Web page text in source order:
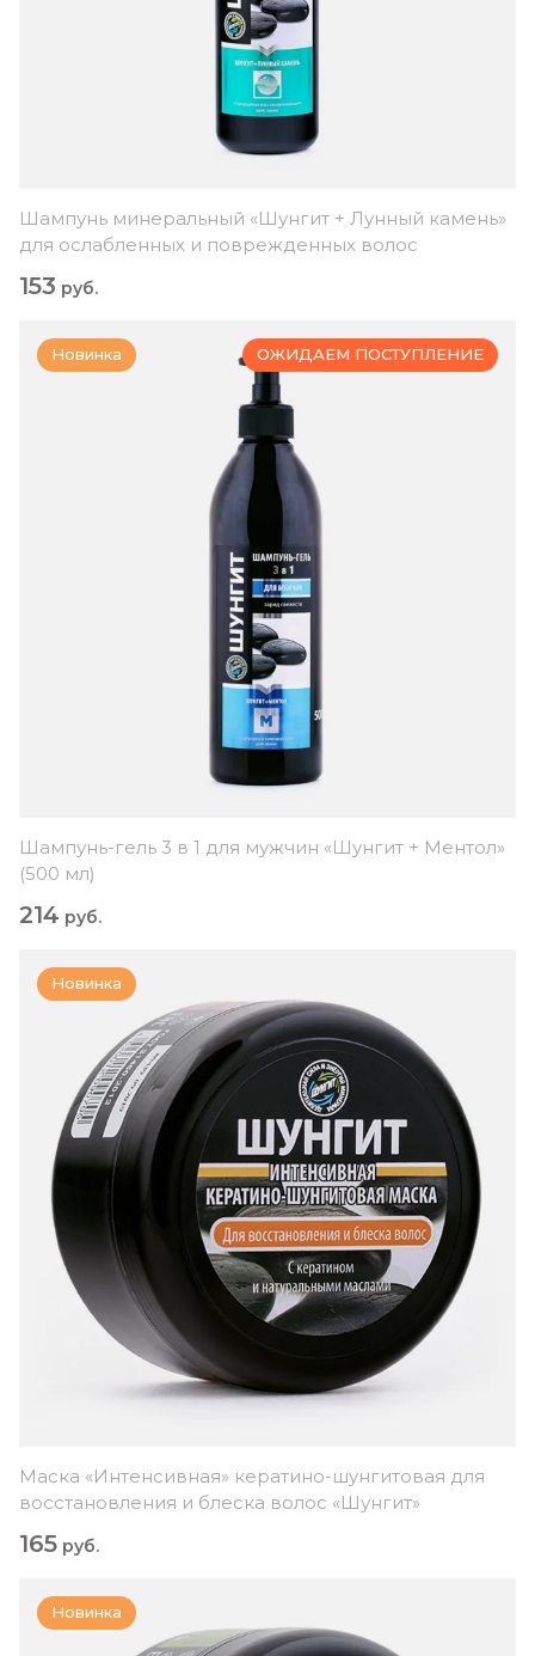
Шампунь минеральный «Шунгит + Лунный камень»
для ослабленных и поврежденных волос
153 руб.
Новинка ОЖИДАЕМ ПОСТУПЛЕНИЕ
Шампунь-гель 3 в 1 для мужчин «Шунгит + Ментол»
(500 мл)
214 руб.
Новинка
Маска «Интенсивная» кератино-шунгитовая для
восстановления и блеска волос «Шунгит»
165 руб.
Новинка